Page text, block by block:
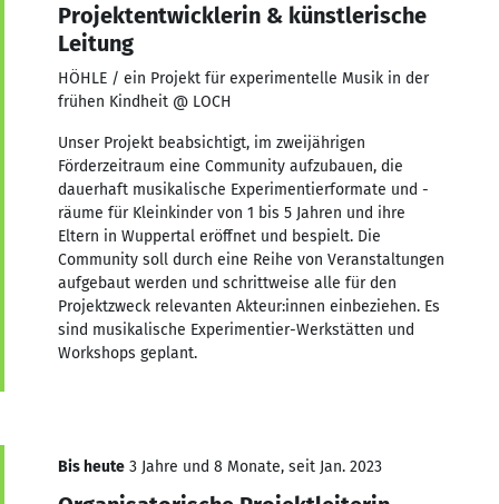
Projektentwicklerin & künstlerische
Leitung
HÖHLE / ein Projekt für experimentelle Musik in der
frühen Kindheit @ LOCH
Unser Projekt beabsichtigt, im zweijährigen
Förderzeitraum eine Community aufzubauen, die
dauerhaft musikalische Experimentierformate und -
räume für Kleinkinder von 1 bis 5 Jahren und ihre
Eltern in Wuppertal eröffnet und bespielt. Die
Community soll durch eine Reihe von Veranstaltungen
aufgebaut werden und schrittweise alle für den
Projektzweck relevanten Akteur:innen einbeziehen. Es
sind musikalische Experimentier-Werkstätten und
Workshops geplant.
Bis heute 3 Jahre und 8 Monate, seit Jan. 2023